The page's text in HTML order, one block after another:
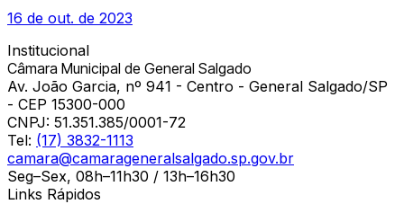
16 de out. de 2023
Institucional
Câmara Municipal de General Salgado
Av. João Garcia, nº 941 - Centro - General Salgado/SP
- CEP 15300-000
CNPJ: 51.351.385/0001-72
Tel: (17) 3832-1113
camara@camarageneralsalgado.sp.gov.br
Seg–Sex, 08h–11h30 / 13h–16h30
Links Rápidos